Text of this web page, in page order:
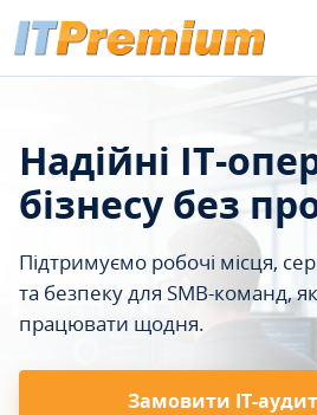
Надійні IT-
бізнесу без
Підтримуємо робочі місця,
та безпеку для SMB-команд,
працювати щодня.
Замовити ІТ-